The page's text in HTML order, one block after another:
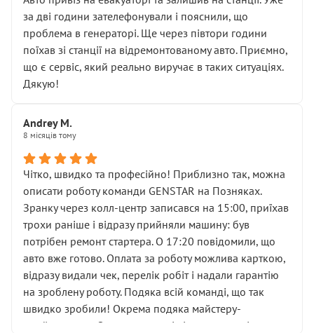
чіткого пояснення
( ну все зняли та доробили) дякую!
Окремий момент, який виглядає абсурдно:
мені заявили, що бачок гальмівної рідини потрібно
міняти разом із головним гальмівним циліндром у
Для людини, яка хоча б трохи розуміється на техніці,
це звучить як мінімум непрофесійно, а як максимум —
спроба продати дорогий вузол замість елементарних
ущільнювачів.
Що прикро — це не перший мій візит. Раніше міняв у
вас стартер, і тоді сервіс наче справив хороше
враження. Але згодом знайшов декілька гайок під
лобовим склом. Мені пояснили, що це “старі гайки, які
відкручували”, і попросили не хвилюватися. ( надіюсь
новий власник, не застяг в полі))
Але після нинішнього візиту такі дрібниці вже не
здаються дрібницями.
Я — клієнт, який працює на довірі, і саме її цей сервіс
за дві години зателефонували і пояснили, що
проблема в генераторі. Ще через півтори години
поїхав зі станції на відремонтованому авто. Приємно,
що є сервіс, який реально виручає в таких ситуаціях.
Дякую!
Andrey M.
8 місяців тому
Чітко, швидко та професійно! Приблизно так, можна
описати роботу команди GENSTAR на Позняках.
Зранку через колл-центр записався на 15:00, приїхав
трохи раніше і відразу прийняли машину: був
потрібен ремонт стартера. О 17:20 повідомили, що
авто вже готово. Оплата за роботу можлива карткою,
відразу видали чек, перелік робіт і надали гарантію
на зроблену роботу. Подяка всій команді, що так
швидко зробили! Окрема подяка майстеру-
приймальнику Олександру: всі чітко та по суті.